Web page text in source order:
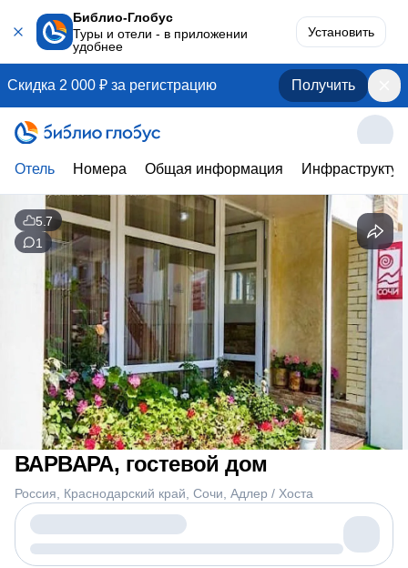
Библио-Глобус
Туры и отели - в приложении
удобнее
Установить
Скидка 2 000 ₽ за регистрацию Получить
Отель Номера Общая информация
ВАРВАРА, гостевой дом
Россия Краснодарский край Сочи Адлер / Хоста
5.7
1